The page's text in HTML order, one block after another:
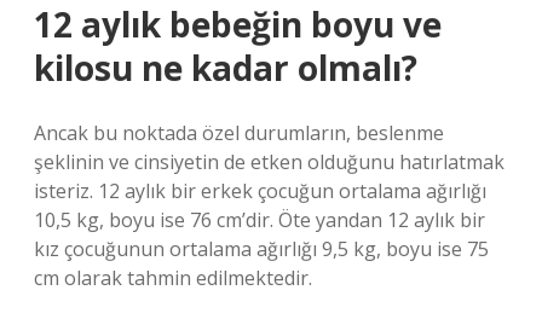
12 aylık bebeğin boyu ve
kilosu ne kadar olmalı?
Ancak bu noktada özel durumların, beslenme
şeklinin ve cinsiyetin de etken olduğunu hatırlatmak
isteriz. 12 aylık bir erkek çocuğun ortalama ağırlığı
10,5 kg, boyu ise 76 cm’dir. Öte yandan 12 aylık bir
kız çocuğunun ortalama ağırlığı 9,5 kg, boyu ise 75
cm olarak tahmin edilmektedir.